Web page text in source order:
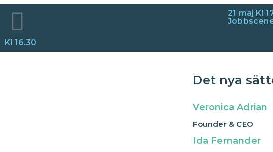
Kl 16.30
21 maj Kl
Det nya
Veronica Adrian
Founder & CEO
Ida Fernander